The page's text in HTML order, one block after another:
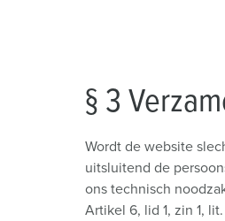
§ 3
Wordt de website
uitsluitend de
ons technisch
Artikel 6, lid 1, zin 1,